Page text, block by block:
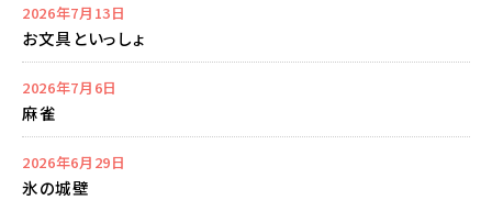
2026年7月13日
お文具といっしょ
2026年7月6日
麻雀
2026年6月29日
氷の城壁